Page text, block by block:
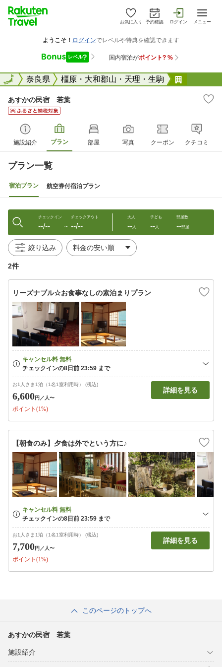
お気に入り 予約確認 ログイン メニュー
全国奈良県 橿原・大和郡山・天理・生駒
全国
あすかの民宿 若葉
施設紹介 プラン 部屋 写真 クーポン クチコミ
プラン一覧
宿泊プラン 航空券付宿泊プラン
チェックイン
--/-- 〜
チェックアウト
--/--
大人
--人
子ども
--人
部屋数
--部屋
絞り込み
2件
リーズナブル☆お食事なしの素泊まりプラン
お1人さま1泊（1名1室利用時） (税込)
6,600円 ／人〜
ポイント(1%)
詳細を見る
【朝食のみ】夕食は外でという方に♪
お1人さま1泊（1名1室利用時） (税込)
7,700円 ／人〜
ポイント(1%)
詳細を見る
このページのトップへ
あすかの民宿 若葉
施設紹介